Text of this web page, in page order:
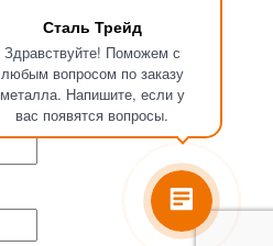
Сталь Трейд
Здравствуйте! Поможем с
любым вопросом по заказу
металла. Напишите, если у
вас появятся вопросы.